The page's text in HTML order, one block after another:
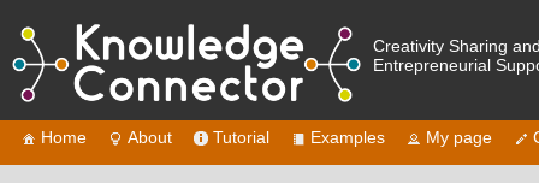
Creativity Sharing
Entrepreneurial
Home About Tutorial Examples My page